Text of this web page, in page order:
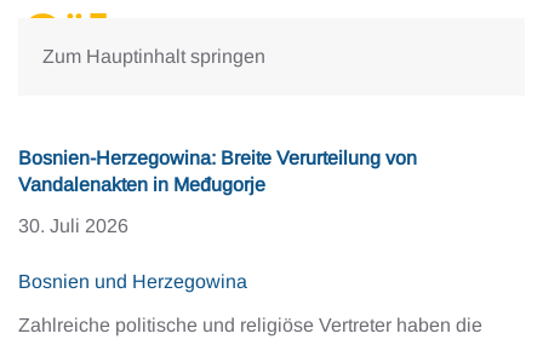
Zum Hauptinhalt springen
Bosnien-Herzegowina: Breite Verurteilung von
Vandalenakten in Međugorje
30. Juli 2026
Bosnien und Herzegowina
Zahlreiche politische und religiöse Vertreter haben die